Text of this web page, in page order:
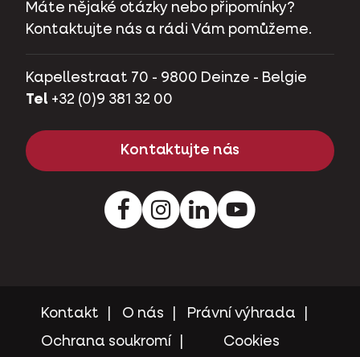
Máte nějaké otázky nebo připomínky?
Kontaktujte nás a rádi Vám pomůžeme.
Kapellestraat 70 - 9800 Deinze - Belgie
Tel +32 (0)9 381 32 00
Kontaktujte nás
FacebookInstagramLinkedInYoutube
Kontakt O nás
Právní výhrada
Ochrana soukromí
Cookies